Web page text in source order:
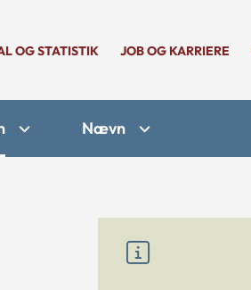
OG STATISTIK JOB OG KARRIERE
Nævn